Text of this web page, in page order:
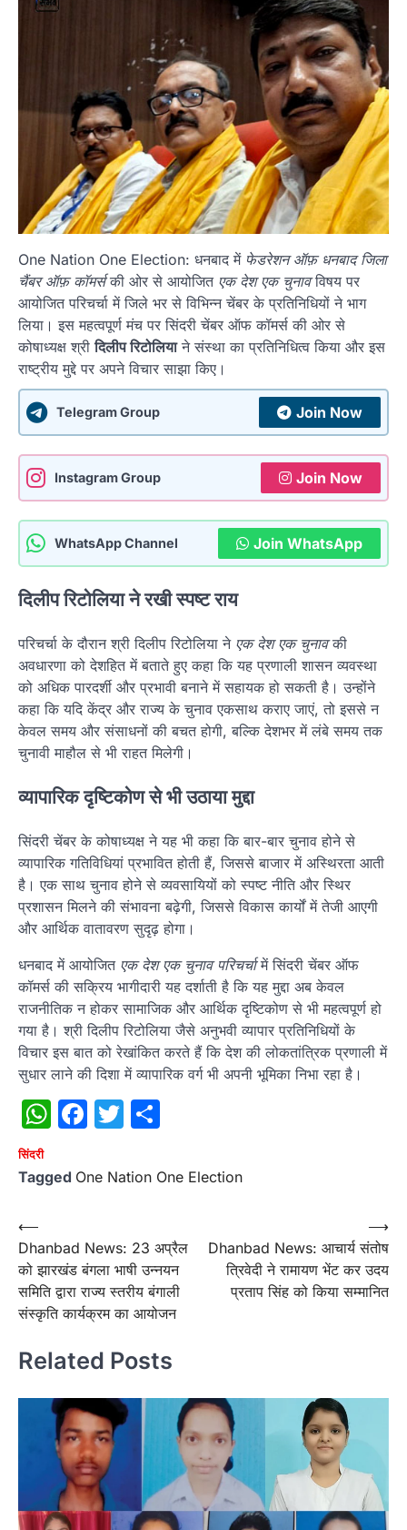
One Nation One Election: धनबाद में फेडरेशन ऑफ़ धनबाद जिला
चैंबर ऑफ़ कॉमर्सकी ओर से आयोजित एक देश एक चुनावविषय पर
आयोजित परिचर्चा में जिले भर से विभिन्न चेंबर के प्रतिनिधियों ने भाग
लिया। इस महत्वपूर्ण मंच पर सिंदरी चेंबर ऑफ कॉमर्स की ओर से
कोषाध्यक्ष श्रीदिलीप रिटोलियाने संस्था का प्रतिनिधित्व किया और इस
राष्ट्रीय मुद्दे पर अपने विचार साझा किए।
Telegram Group Join Now
Instagram Group Join Now
WhatsApp Channel Join WhatsApp
दिलीप रिटोलिया ने रखी स्पष्ट राय
परिचर्चा के दौरान श्री दिलीप रिटोलिया ने एक देश एक चुनावकी
अवधारणा को देशहित में बताते हुए कहा कि यह प्रणाली शासन व्यवस्था
को अधिक पारदर्शी और प्रभावी बनाने में सहायक हो सकती है। उन्होंने
कहा कि यदि केंद्र और राज्य के चुनाव एकसाथ कराए जाएं, तो इससे न
केवल समय और संसाधनों की बचत होगी, बल्कि देशभर में लंबे समय तक
चुनावी माहौल से भी राहत मिलेगी।
व्यापारिक दृष्टिकोण से भी उठाया मुद्दा
सिंदरी चेंबर के कोषाध्यक्ष ने यह भी कहा कि बार-बार चुनाव होने से
व्यापारिक गतिविधियां प्रभावित होती हैं, जिससे बाजार में अस्थिरता आती
है। एक साथ चुनाव होने से व्यवसायियों को स्पष्ट नीति और स्थिर
प्रशासन मिलने की संभावना बढ़ेगी, जिससे विकास कार्यों में तेजी आएगी
और आर्थिक वातावरण सुदृढ़ होगा।
धनबाद में आयोजित एक देश एक चुनाव परिचर्चामें सिंदरी चेंबर ऑफ
कॉमर्स की सक्रिय भागीदारी यह दर्शाती है कि यह मुद्दा अब केवल
राजनीतिक न होकर सामाजिक और आर्थिक दृष्टिकोण से भी महत्वपूर्ण हो
गया है। श्री दिलीप रिटोलिया जैसे अनुभवी व्यापार प्रतिनिधियों के
विचार इस बात को रेखांकित करते हैं कि देश की लोकतांत्रिक प्रणाली में
सुधार लाने की दिशा में व्यापारिक वर्ग भी अपनी भूमिका निभा रहा है।
WhatsApp
Facebook
Twitter
सिंदरी
Tagged One Nation One Election
Post
navigation
⟵
Dhanbad News: 23 अप्रैल
को झारखंड बंगला भाषी उन्नयन
समिति द्वारा राज्य स्तरीय बंगाली
संस्कृति कार्यक्रम का आयोजन
Dhanbad News: आचार्य संतोष
त्रिवेदी ने रामायण भेंट कर उदय
प्रताप सिंह को किया सम्मानित
⟶
Related Posts